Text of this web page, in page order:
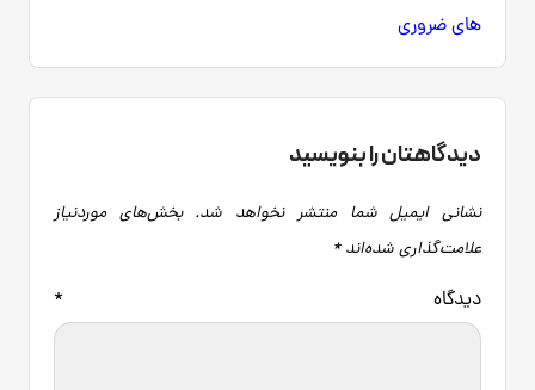
های ضروری
دیدگاهتان را بنویسید
نشانی ایمیل شما منتشر نخواهد شد. بخش‌های موردنیاز
علامت‌گذاری شده‌اند*
دیدگاه *